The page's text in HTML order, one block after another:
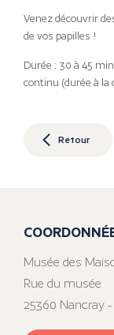
Venez découvrir
de vos papilles !
Durée : 30 à 45
continu (durée à la
Retour
Musée des
Rue du musée
25360 Nancray -